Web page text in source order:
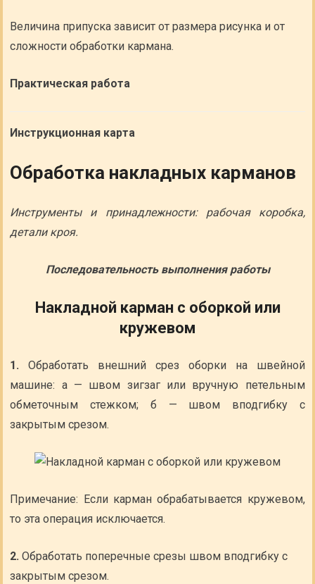
Величина припуска зависит от размера рисунка и от
сложности обработки кармана.
Практическая работа
Инструкционная карта
Обработка накладных карманов
Инструменты и принадлежности: рабочая коробка,
детали кроя.
Последовательность выполнения работы
Накладной карман с оборкой или
кружевом
1. Обработать внешний срез оборки на швейной
машине: а — швом зигзаг или вручную петельным
обметочным стежком; б — швом вподгибку с
закрытым срезом.
Примечание: Если карман обрабатывается кружевом,
то эта операция исключается.
2.Обработать поперечные срезы швом вподгибку с
закрытым срезом.